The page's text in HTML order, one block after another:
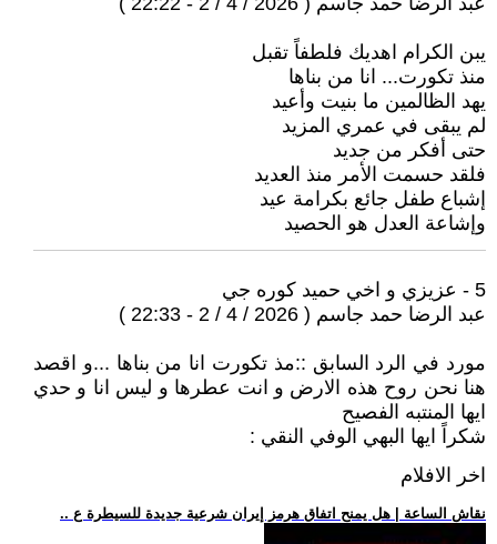
يبن الكرام اهديك فلطفاً تقبل
منذ تكورت... انا من بناها
يهد الظالمين ما بنيت وأعيد
لم يبقى في عمري المزيد
حتى أفكر من جديد
فلقد حسمت الأمر منذ العديد
إشباع طفل جائع بكرامة عيد
وإشاعة العدل هو الحصيد
5 - عزيزي و اخي حميد كوره جي
عبد الرضا حمد جاسم ( 2026 / 4 / 2 - 22:33 )
مورد في الرد السابق ::مذ تكورت انا من بناها ...و اقصد
هنا نحن روح هذه الارض و انت عطرها و ليس انا و حدي
ايها المنتبه الفصيح
شكراً ايها البهي الوفي النقي :
اخر الافلام
.. نقاش الساعة | هل يمنح اتفاق هرمز إيران شرعية جديدة للسيطرة ع